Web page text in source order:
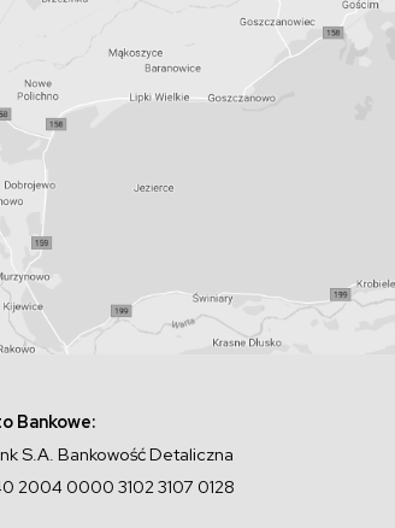
Bankowe:
S.A. Bankowość Detaliczna
2004 0000 3102 3107 0128